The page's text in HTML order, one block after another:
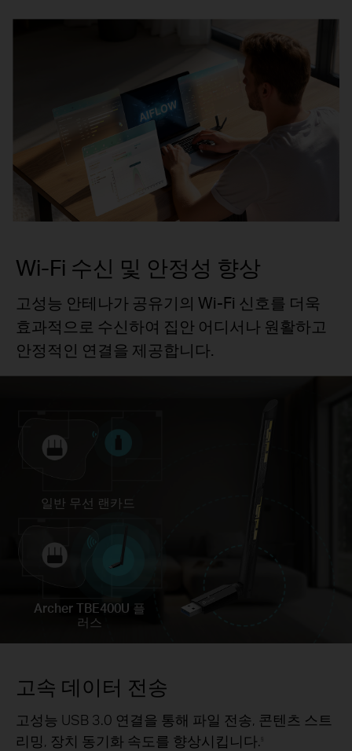
Wi-Fi 수신 및 안정성 향상
고성능 안테나가 공유기의 Wi-Fi 신호를 더욱
효과적으로 수신하여 집안 어디서나 원활하고
안정적인 연결을 제공합니다.
일반 무선 랜카드
Archer TBE400U 플
러스
고속 데이터 전송
고성능 USB 3.0 연결을 통해 파일 전송, 콘텐츠 스트
리밍, 장치 동기화 속도를 향상시킵니다.